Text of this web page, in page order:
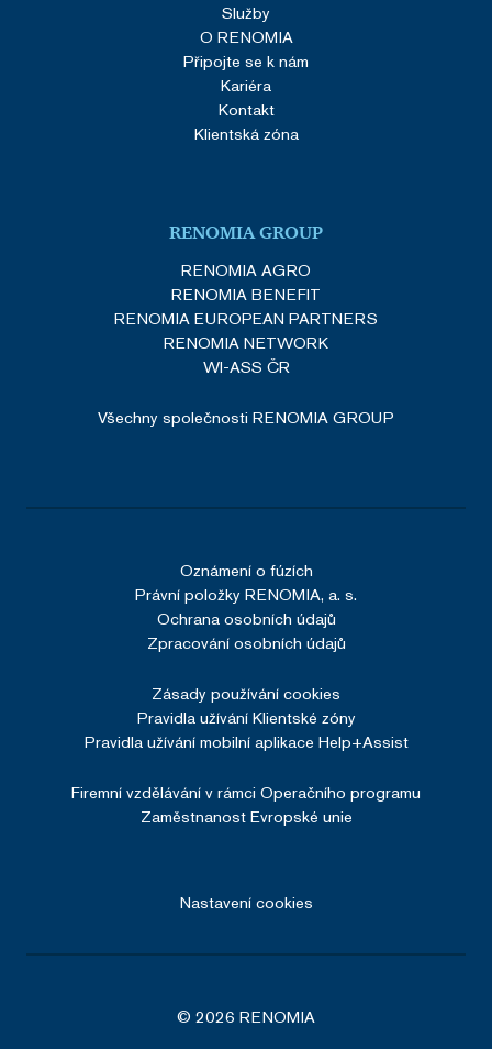
Služby
O RENOMIA
Připojte se k nám
Kariéra
Kontakt
Klientská zóna
RENOMIA GROUP
RENOMIA AGRO
RENOMIA BENEFIT
RENOMIA EUROPEAN PARTNERS
RENOMIA NETWORK
WI-ASS ČR
Všechny společnosti RENOMIA GROUP
Oznámení o fúzích
Právní položky RENOMIA, a. s.
Ochrana osobních údajů
Zpracování osobních údajů
Zásady používání cookies
Pravidla užívání Klientské zóny
Pravidla užívání mobilní aplikace Help+Assist
Firemní vzdělávání v rámci Operačního programu
Zaměstnanost Evropské unie
Nastavení cookies
© 2026 RENOMIA